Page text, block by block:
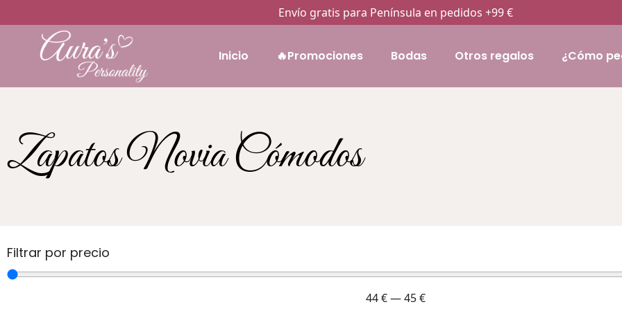
Envío gratis para Península en pedidos +99 €
Inicio 🔥Promociones Bodas Otros regalos ¿Cómo
Zapatos Novia Cómodos
Filtrar por precio
44€—45€